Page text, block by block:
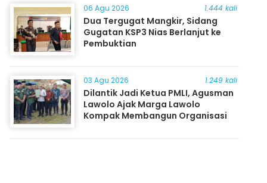
06 Agu 2026 1.444 kali
Dua Tergugat Mangkir, Sidang
Gugatan KSP3 Nias Berlanjut ke
Pembuktian
03 Agu 2026 1.249 kali
Dilantik Jadi Ketua PMLI, Agusman
Lawolo Ajak Marga Lawolo
Kompak Membangun Organisasi